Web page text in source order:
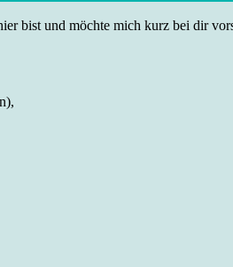
bist und möchte mich kurz bei dir